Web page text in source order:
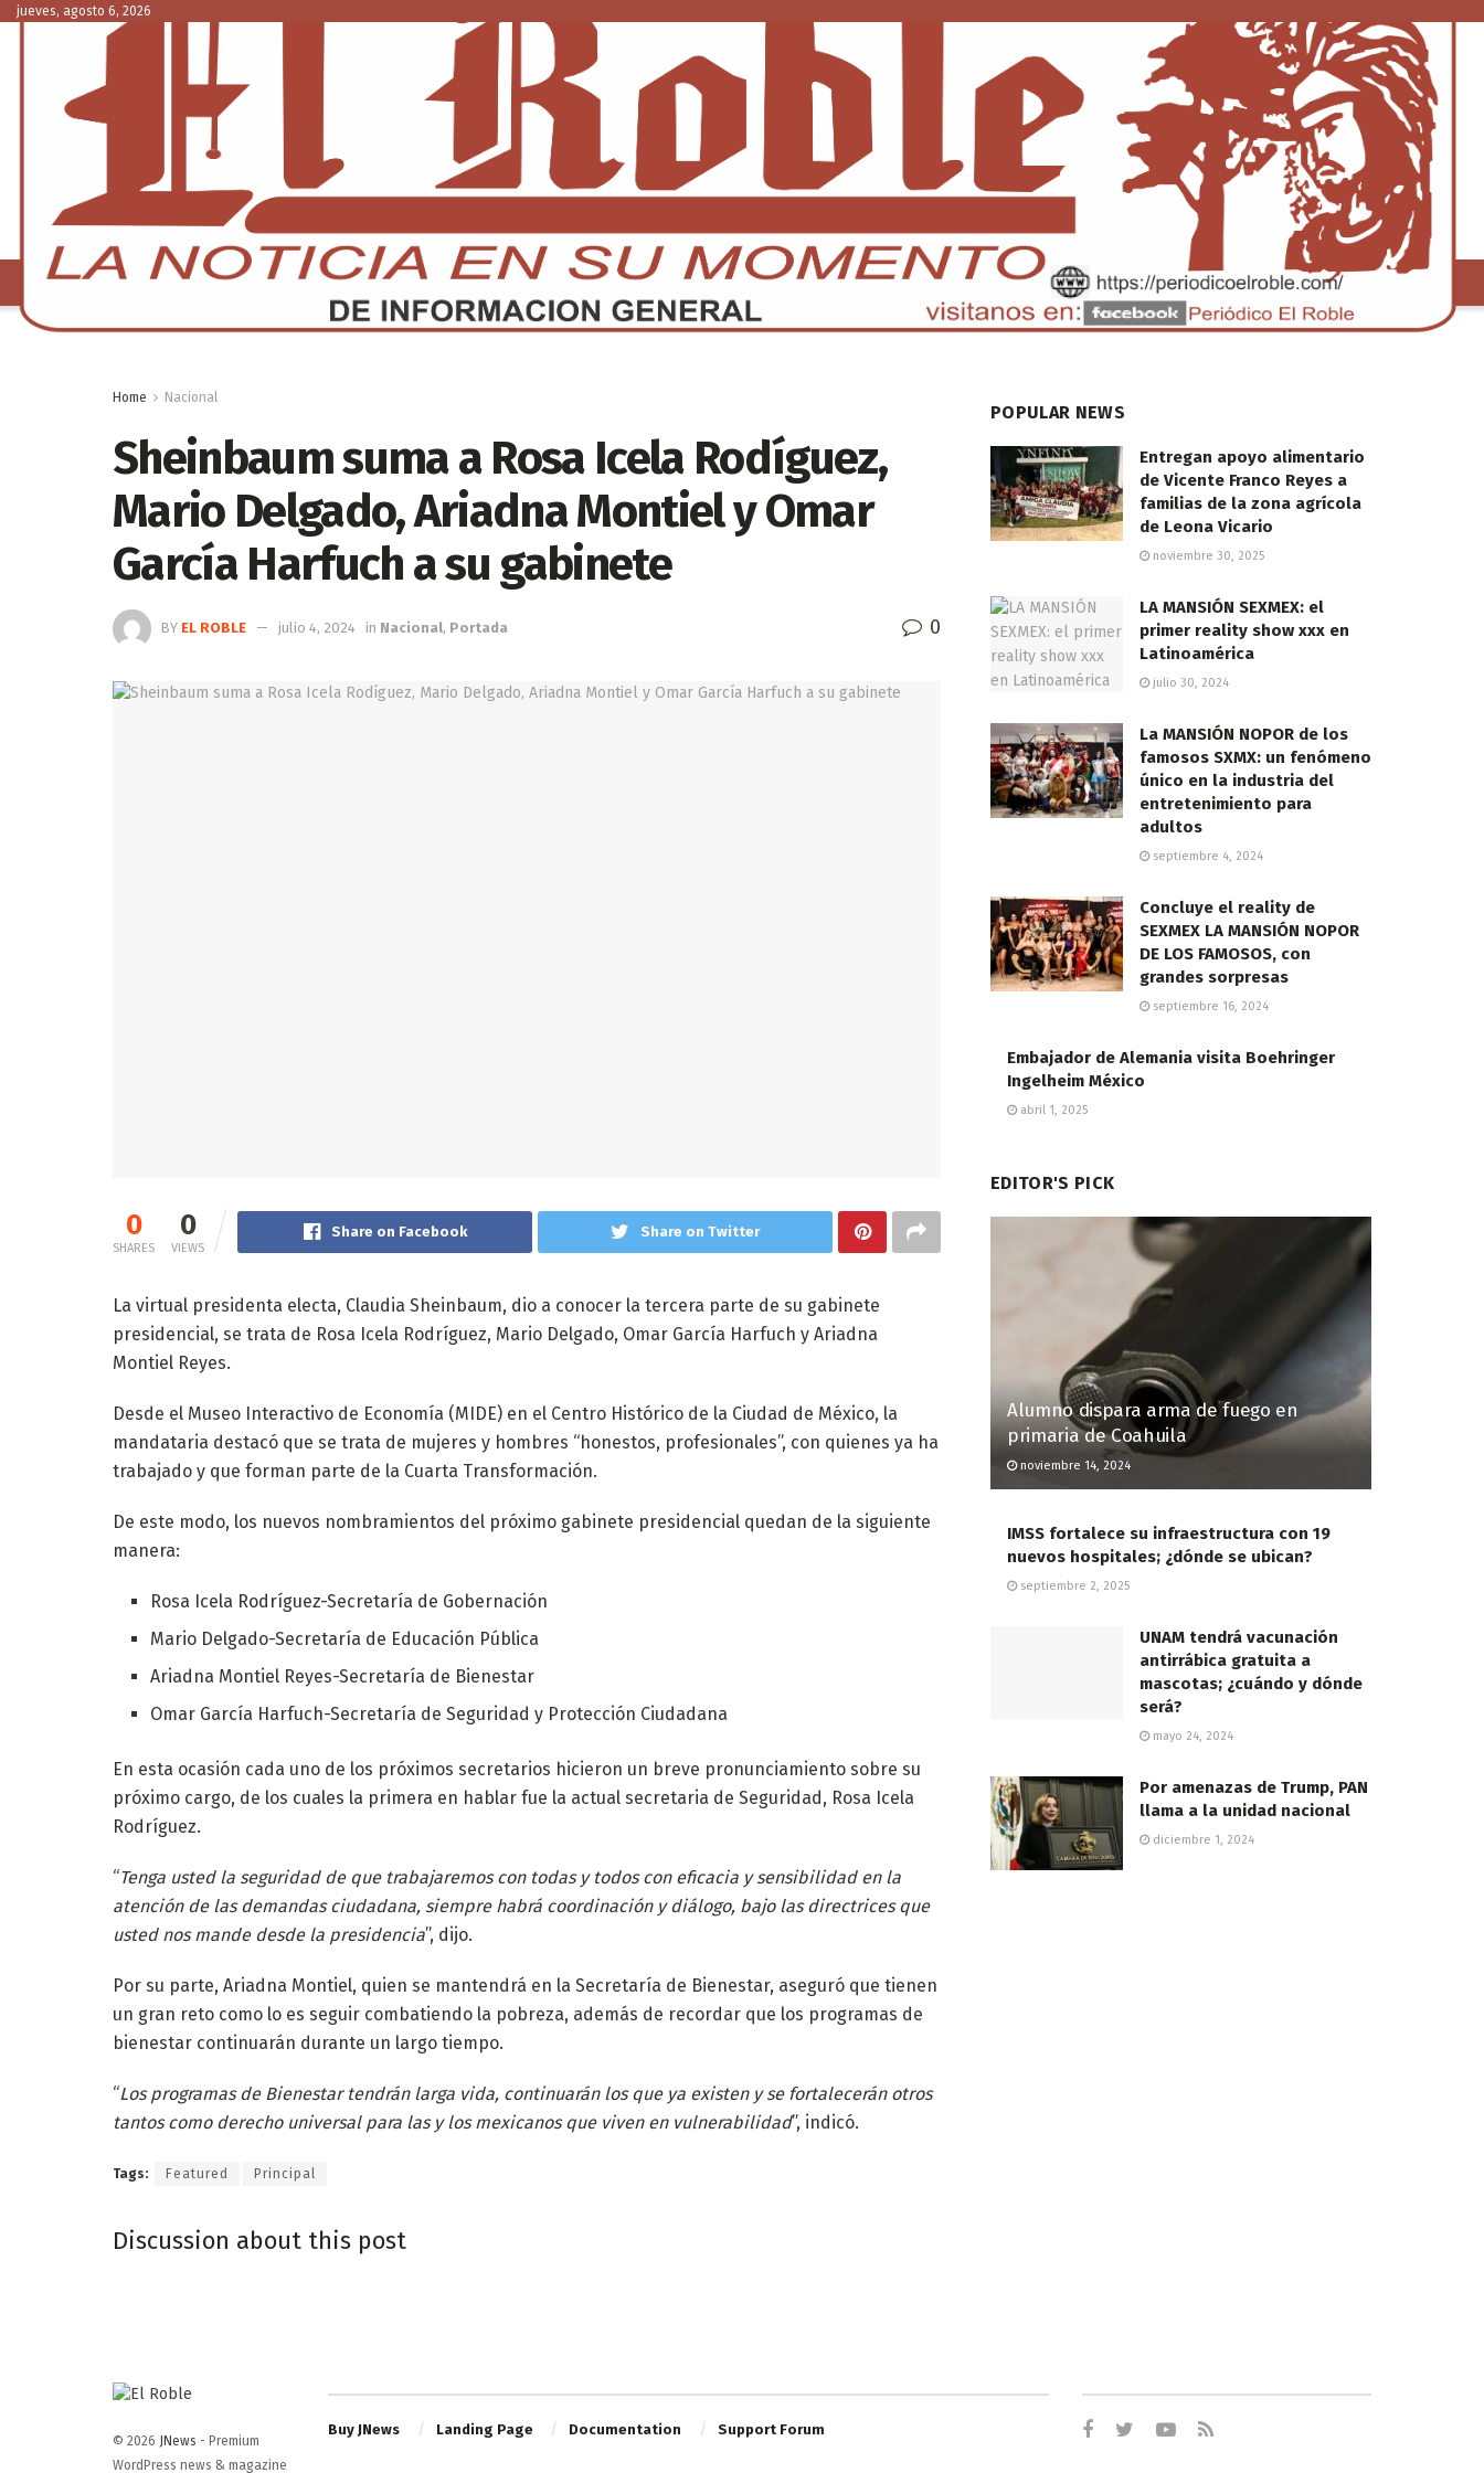
jueves, agosto 6, 2026
NACIONAL CDMX EDOMEX ECONOMÍA INTERNACIONAL DEPORTES TENDENCIA
Home Nacional
Sheinbaum suma a Rosa Icela Rodíguez,
Mario Delgado, Ariadna Montiel y Omar
García Harfuch a su gabinete
BY EL ROBLE julio 4, 2024 in Nacional, Portada 0
0
SHARES
0
VIEWS
Share on Facebook Share on Twitter
La virtual presidenta electa, Claudia Sheinbaum, dio a conocer la tercera parte de su gabinete
presidencial, se trata de Rosa Icela Rodríguez, Mario Delgado, Omar García Harfuch y Ariadna
Montiel Reyes.
Desde el Museo Interactivo de Economía (MIDE) en el Centro Histórico de la Ciudad de México, la
mandataria destacó que se trata de mujeres y hombres “honestos, profesionales”, con quienes ya ha
trabajado y que forman parte de la Cuarta Transformación.
De este modo, los nuevos nombramientos del próximo gabinete presidencial quedan de la siguiente
manera:
Rosa Icela Rodríguez-Secretaría de Gobernación
Mario Delgado-Secretaría de Educación Pública
Ariadna Montiel Reyes-Secretaría de Bienestar
Omar García Harfuch-Secretaría de Seguridad y Protección Ciudadana
En esta ocasión cada uno de los próximos secretarios hicieron un breve pronunciamiento sobre su
próximo cargo, de los cuales la primera en hablar fue la actual secretaria de Seguridad, Rosa Icela
Rodríguez.
“Tenga usted la seguridad de que trabajaremos con todas y todos con eficacia y sensibilidad en la
atención de las demandas ciudadana, siempre habrá coordinación y diálogo, bajo las directrices que
usted nos mande desde la presidencia”, dijo.
Por su parte, Ariadna Montiel, quien se mantendrá en la Secretaría de Bienestar, aseguró que tienen
un gran reto como lo es seguir combatiendo la pobreza, además de recordar que los programas de
bienestar continuarán durante un largo tiempo.
“Los programas de Bienestar tendrán larga vida, continuarán los que ya existen y se fortalecerán otros
tantos como derecho universal para las y los mexicanos que viven en vulnerabilidad”, indicó.
Tags: Featured Principal
Discussion about this post
POPULAR NEWS
Entregan apoyo alimentario
de Vicente Franco Reyes a
familias de la zona agrícola
de Leona Vicario
noviembre 30, 2025
LA MANSIÓN SEXMEX: el
primer reality show xxx en
Latinoamérica
julio 30, 2024
La MANSIÓN NOPOR de los
famosos SXMX: un fenómeno
único en la industria del
entretenimiento para
adultos
septiembre 4, 2024
Concluye el reality de
SEXMEX LA MANSIÓN NOPOR
DE LOS FAMOSOS, con
grandes sorpresas
septiembre 16, 2024
Embajador de Alemania visita Boehringer
Ingelheim México
abril 1, 2025
EDITOR'S PICK
Alumno dispara arma de fuego en
primaria de Coahuila
noviembre 14, 2024
IMSS fortalece su infraestructura con 19
nuevos hospitales; ¿dónde se ubican?
septiembre 2, 2025
UNAM tendrá vacunación
antirrábica gratuita a
mascotas; ¿cuándo y dónde
será?
mayo 24, 2024
Por amenazas de Trump, PAN
llama a la unidad nacional
diciembre 1, 2024
© 2026 JNews - Premium
WordPress news & magazine
Buy JNews Landing Page Documentation Support Forum